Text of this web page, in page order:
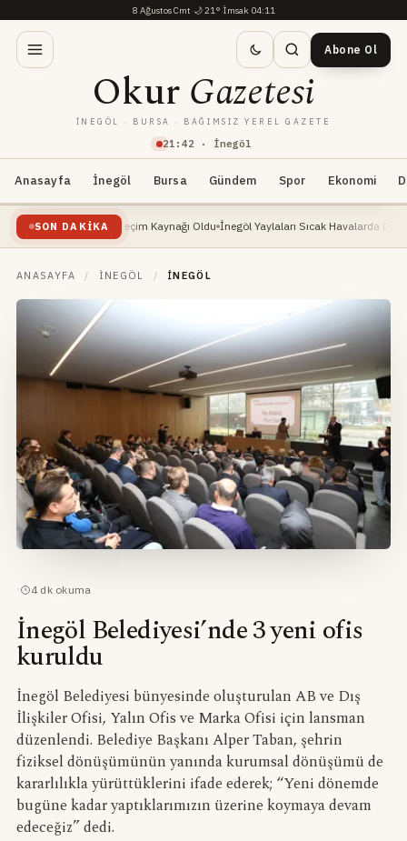
8 Ağustos Cmt·🌙21°·İmsak 04:11
21 : 42 · İnegöl
OkurGazetesi
İNEGÖL · BURSA · BAĞIMSIZ YEREL GAZETE
Abone Ol
Anasayfa İnegöl Bursa Gündem Spor Ekonomi
SON DAKIKA
Yeni Geçim Kaynağı Oldu İnegöl Yaylaları Sıcak Havalarda Doğa Severlerin
ANASAYFA / İNEGÖL / İNEGÖL
· 4 dk okuma
İnegöl Belediyesi’nde 3 yeni ofis
kuruldu
İnegöl Belediyesi bünyesinde oluşturulan AB ve Dış
İlişkiler Ofisi, Yalın Ofis ve Marka Ofisi için lansman
düzenlendi. Belediye Başkanı Alper Taban, şehrin
fiziksel dönüşümünün yanında kurumsal dönüşümü de
kararlılıkla yürüttüklerini ifade ederek; “Yeni dönemde
bugüne kadar yaptıklarımızın üzerine koymaya devam
edeceğiz” dedi.